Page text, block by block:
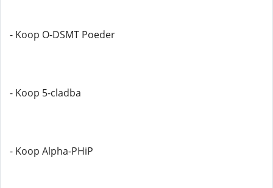
- Koop O-DSMT Poeder
- Koop 5-cladba
- Koop Alpha-PHiP